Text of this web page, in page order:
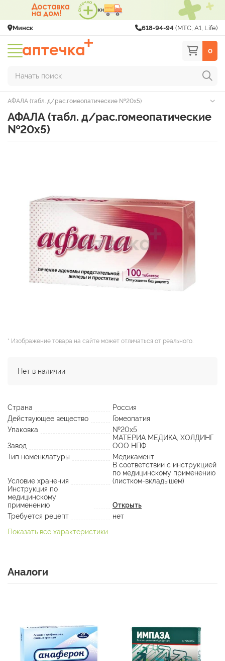
Минск 618-94-94 (МТС, A1, Life)
0
Начать поиск
АФАЛА (табл. д/рас.гомеопатические №20х5)
АФАЛА (табл. д/рас.гомеопатические
№20х5)
* Изображение товара на сайте может отличаться от реального.
Нет в наличии
Страна
Россия
Действующее вещество
Гомеопатия
Упаковка
№20х5
Завод
МАТЕРИА МЕДИКА, ХОЛДИНГ
ООО НПФ
Тип номенклатуры
Медикамент
Условие хранения
В соответствии с инструкцией
по медицинскому применению
(листком-вкладышем)
Инструкция по
медицинскому
применению
Открыть
Требуется рецепт
нет
Показать все характеристики
Аналоги